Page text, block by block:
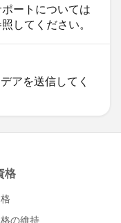
ートについては
してください。
アを送信してく